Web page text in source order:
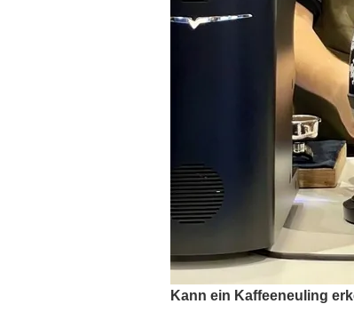
Kann ein Kaffeeneuling